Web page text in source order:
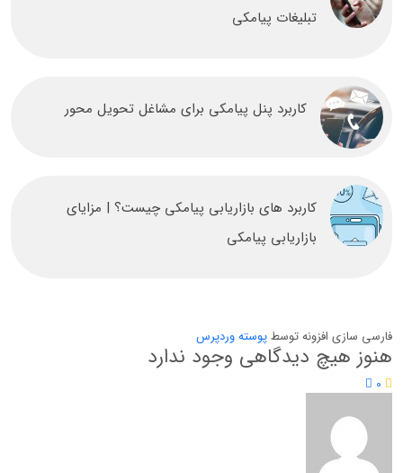
تبلیغات پیامکی
کاربرد پنل پیامکی برای مشاغل تحویل محور
کاربرد های بازاریابی پیامکی چیست؟ | مزایای
بازاریابی پیامکی
فارسی سازی افزونه توسطپوسته وردپرس
هنوز هیچ دیدگاهی وجود ندارد
0